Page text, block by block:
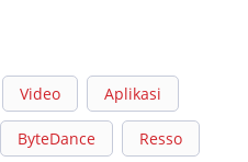
Video Aplikasi
ByteDance Resso